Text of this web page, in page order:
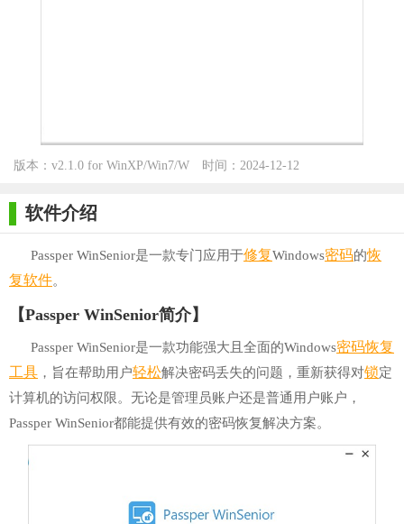
版本：v2.1.0 for WinXP/Win7/W
时间：2024-12-12
软件介绍
Passper WinSenior是一款专门应用于修复Windows密码的恢
复软件。
【Passper WinSenior简介】
Passper WinSenior是一款功能强大且全面的Windows密码恢复
工具 ，旨在帮助用户轻松解决密码丢失的问题，重新获得对锁定
计算机的访问权限。无论是管理员账户还是普通用户账户，
Passper WinSenior都能提供有效的密码恢复解决方案。